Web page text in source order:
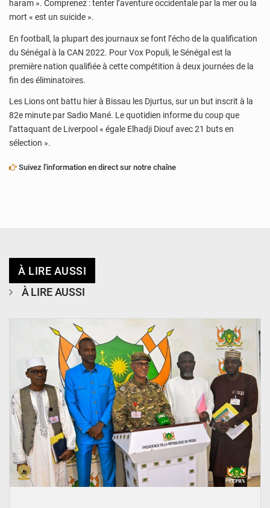
haram ». Comprenez : tenter l’aventure occidentale par la mer ou la
mort « est un suicide ».
En football, la plupart des journaux se font l’écho de la qualification
du Sénégal à la CAN 2022. Pour Vox Populi, le Sénégal est la
première nation qualifiée à cette compétition à deux journées de la
fin des éliminatoires.
Les Lions ont battu hier à Bissau les Djurtus, sur un but inscrit à la
82e minute par Sadio Mané. Le quotidien informe du coup que
l’attaquant de Liverpool « égale Elhadji Diouf avec 21 buts en
sélection ».
Suivez l'information en direct sur notre chaîne
À LIRE AUSSI
À LIRE AUSSI